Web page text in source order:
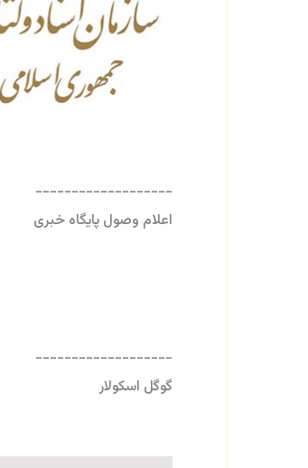
-------------------
اعلام وصول پایگاه خبری
-------------------
گوگل اسکولار